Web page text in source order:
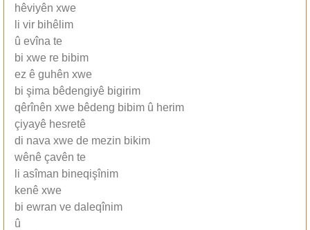
hêviyên xwe
li vir bihêlim
û evîna te
bi xwe re bibim
ez ê guhên xwe
bi şima bêdengiyê bigirim
qêrînên xwe bêdeng bibim û herim
çiyayê hesretê
di nava xwe de mezin bikim
wênê çavên te
li asîman bineqişînim
kenê xwe
bi ewran ve daleqînim
û